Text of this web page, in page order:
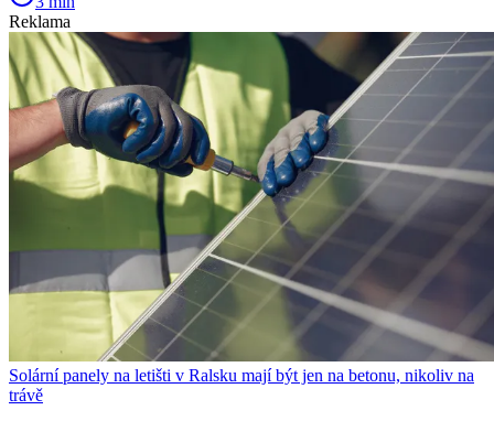
Reklama
Solární panely na letišti v Ralsku mají být jen na betonu, nikoliv na
trávě